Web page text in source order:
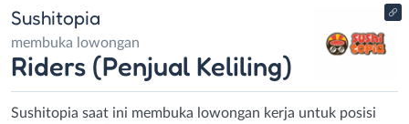
Sushitopia
membuka lowongan
Riders (Penjual Keliling)
Sushitopia saat ini membuka lowongan kerja untuk posisi